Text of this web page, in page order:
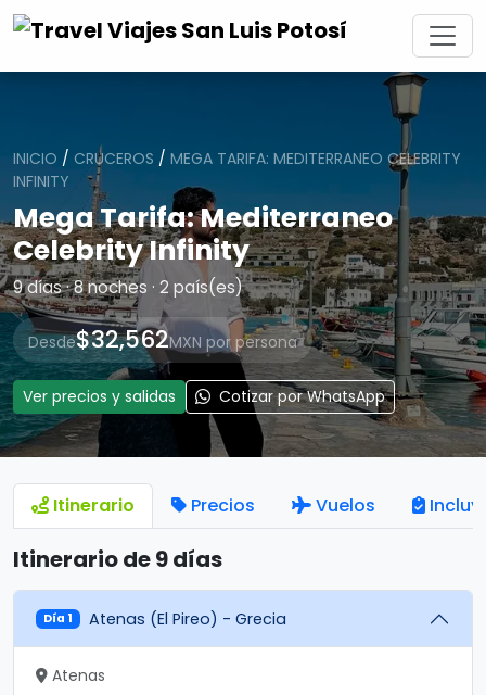
INICIO / CRUCEROS / MEGA TARIFA: MEDITERRANEO CELEBRITY
INFINITY
Mega Tarifa: Mediterraneo
Celebrity Infinity
9 días · 8 noches · 2 país(es)
Desde$32,562MXN por persona
Ver precios y salidas Cotizar por WhatsApp
Itinerario Precios Vuelos
Itinerario de 9 días
Día 1 Atenas (El Pireo) - Grecia
Atenas